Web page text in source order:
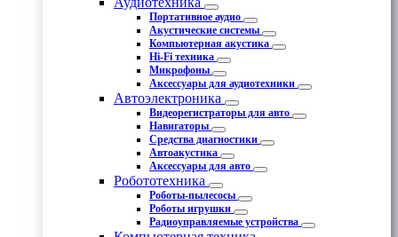
Портативное аудио
Акустические системы
Компьютерная акустика
Hi-Fi техника
Микрофоны
Аксессуары для аудиотехники
Автоэлектроника
Видеорегистраторы для авто
Навигаторы
Средства диагностики
Автоакустика
Аксессуары для авто
Робототехника
Роботы-пылесосы
Роботы игрушки
Радиоуправляемые устройства